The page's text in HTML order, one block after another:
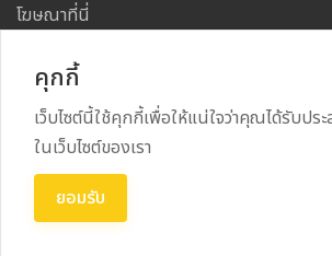
โฆษณาที่นี่
Copyright2026
Power ByRECRUSS SYSTEM
คุกกี้
เว็บไซต์นี้ใช้คุกกี้เพื่อให้แน่ใจว่าคุณได้รับป
ในเว็บไซต์ของเรา
ยอมรับ